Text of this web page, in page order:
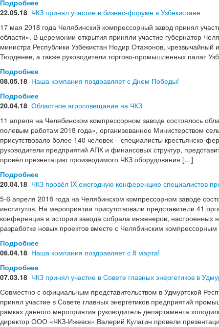
Подробнее
22.05.18 ЧКЗ принял участие в бизнес-форуме в Узбекистане
17 мая 2018 года Челябинский компрессорный завод принял
области». В церемонии открытия приняли участие губернатор
министра Республики Узбекистан Нодир Отажонов,
Тюрденев, а также руководители торгово-промышленных палат
Подробнее
08.05.18 Наша компания поздравляет с Днем Победы!
Подробнее
20.04.18 Областное агросовещание на ЧКЗ
11 апреля на Челябинском компрессорном заводе состоялось
полевым работам 2018 года», организованное Министерством
присутствовало более 140 человек – специалисты крестьянско-
руководители предприятий АПК и финансовых структур,
провёл презентацию производимого ЧКЗ оборудования […]
Подробнее
20.04.18 ЧКЗ провёл IX ежегодную конференцию специалистов
5-6 апреля 2018 года на Челябинском компрессорном заводе
институтов. На мероприятии присутствовали представители 41
конференция в истории завода собрала инженеров, настроенных
разработке новых проектов вместе с Челябинским
Подробнее
06.04.18 Наша компания поздравляет с 8 марта!
Подробнее
07.03.18 ЧКЗ принял участие в Совете главных энергетиков в
Совместно с официальным представительством в Удмуртской
принял участие в Совете главных энергетиков предприятий
рамках данного мероприятия руководитель департамента
директор ООО «ЧКЗ-Ижевск» Валерий Кулагин провели